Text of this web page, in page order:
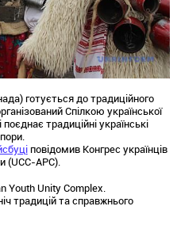
готується до традиційного
Спілкою української
традиційні українські
повідомив Конгрес українців
(UCC-APC).
Youth Unity Complex.
традицій та справжнього